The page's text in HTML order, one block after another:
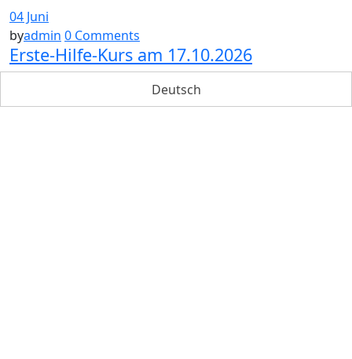
04 Juni
byadmin 0 Comments
Erste-Hilfe-Kurs am 17.10.2026
Deutsch